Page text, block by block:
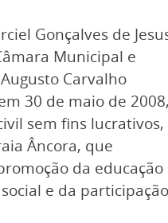
Gonçalves de
Municipal e
Carvalho
30 de maio de
sem fins lucrativos,
Âncora, que
da educação
e da